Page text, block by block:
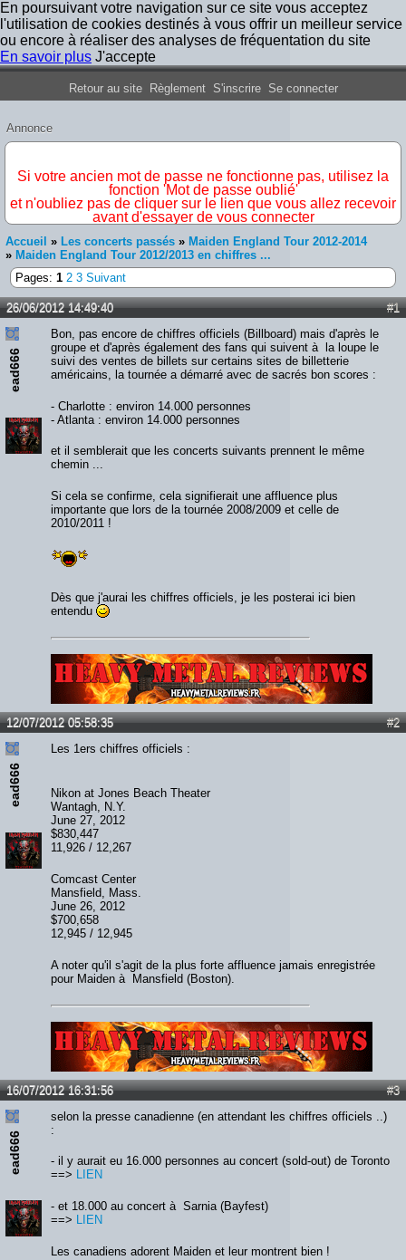
En poursuivant votre navigation sur ce site vous acceptez
l'utilisation de cookies destinés à vous offrir un meilleur service
ou encore à réaliser des analyses de fréquentation du site
En savoir plus J'accepte
Forum Iron Maiden France
Retour au site Règlement S'inscrire Se connecter
Annonce
Si votre ancien mot de passe ne fonctionne pas, utilisez la
fonction 'Mot de passe oublié'
et n'oubliez pas de cliquer sur le lien que vous allez recevoir
avant d'essayer de vous connecter
Accueil » Les concerts passés » Maiden England Tour 2012-2014
» Maiden England Tour 2012/2013 en chiffres ...
Pages: 1 2 3 Suivant
#1
26/06/2012 14:49:40
ead666
Bon, pas encore de chiffres officiels (Billboard) mais d'après le
groupe et d'après également des fans qui suivent à la loupe le
suivi des ventes de billets sur certains sites de billetterie
américains, la tournée a démarré avec de sacrés bon scores :
- Charlotte : environ 14.000 personnes
- Atlanta : environ 14.000 personnes
et il semblerait que les concerts suivants prennent le même
chemin ...
Si cela se confirme, cela signifierait une affluence plus
importante que lors de la tournée 2008/2009 et celle de
2010/2011 !
Dès que j'aurai les chiffres officiels, je les posterai ici bien
entendu
Lien :http://heavymetalreviews.fr/
#2
12/07/2012 05:58:35
ead666
Les 1ers chiffres officiels :
Nikon at Jones Beach Theater
Wantagh, N.Y.
June 27, 2012
$830,447
11,926 / 12,267
Comcast Center
Mansfield, Mass.
June 26, 2012
$700,658
12,945 / 12,945
A noter qu'il s'agit de la plus forte affluence jamais enregistrée
pour Maiden à Mansfield (Boston).
Lien :http://heavymetalreviews.fr/
#3
16/07/2012 16:31:56
ead666
selon la presse canadienne (en attendant les chiffres officiels ..)
:
- il y aurait eu 16.000 personnes au concert (sold-out) de Toronto
==> LIEN
- et 18.000 au concert à Sarnia (Bayfest)
==> LIEN
Les canadiens adorent Maiden et leur montrent bien !